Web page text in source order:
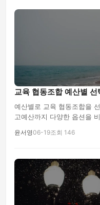
교육 협동조합 예산별
예산별로 교육 협동조합을
고예산까지 다양한 옵션을
윤서영06-19조회 146